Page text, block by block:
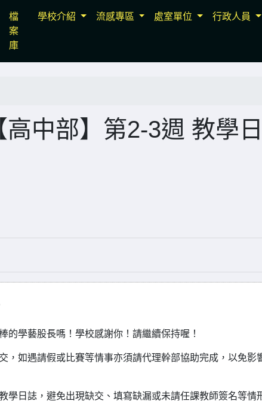
檔
案
庫
學校介紹 流感專區 處室單位 行政人員
中部】第2-3週 教學
的學藝股長嗎！學校感謝你！請繼續保持喔！
，如遇請假或比賽等情事亦須請代理幹部協助完成，以免影
學日誌，避免出現缺交、填寫缺漏或未請任課教師簽名等情